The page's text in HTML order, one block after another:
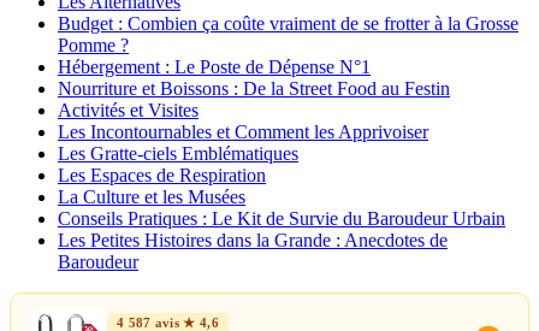
Budget : Combien ça coûte vraiment de se frotter à la Grosse
Pomme ?
Hébergement : Le Poste de Dépense N°1
Nourriture et Boissons : De la Street Food au Festin
Activités et Visites
Les Incontournables et Comment les Apprivoiser
Les Gratte-ciels Emblématiques
Les Espaces de Respiration
La Culture et les Musées
Conseils Pratiques : Le Kit de Survie du Baroudeur Urbain
Les Petites Histoires dans la Grande : Anecdotes de
Baroudeur
4 587 avis ★ 4,6